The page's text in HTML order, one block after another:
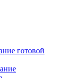
готовой